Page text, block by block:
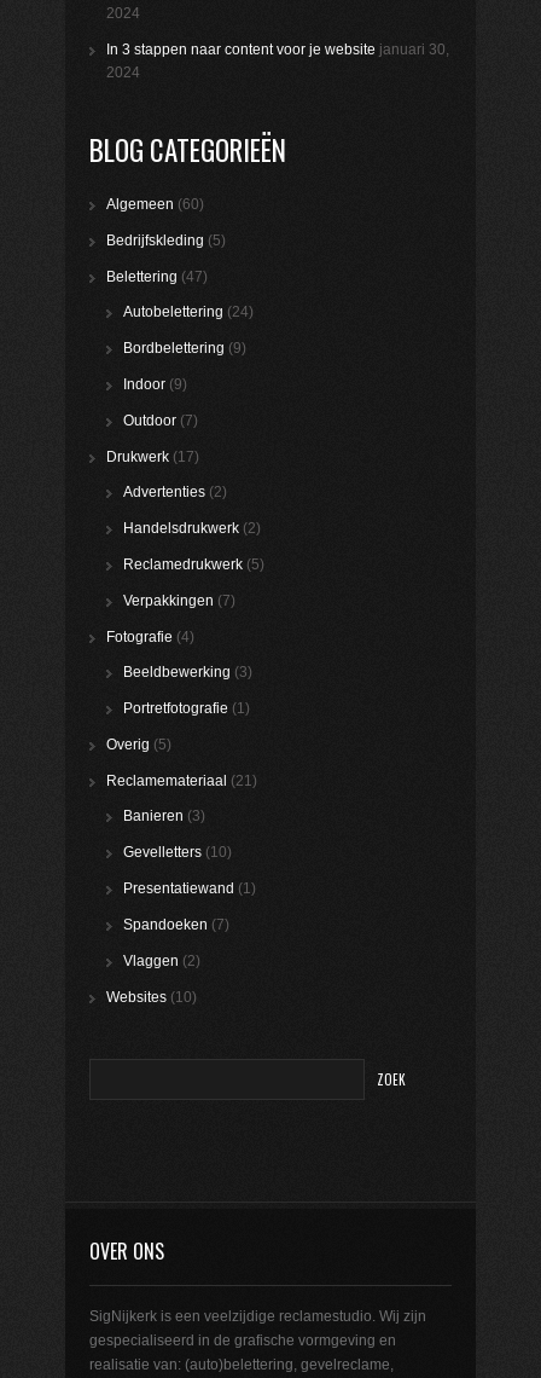
2024
In 3 stappen naar content voor je website januari 30,
2024
BLOG CATEGORIEËN
Algemeen (60)
Bedrijfskleding (5)
Belettering (47)
Autobelettering (24)
Bordbelettering (9)
Indoor (9)
Outdoor (7)
Drukwerk (17)
Advertenties (2)
Handelsdrukwerk (2)
Reclamedrukwerk (5)
Verpakkingen (7)
Fotografie (4)
Beeldbewerking (3)
Portretfotografie (1)
Overig (5)
Reclamemateriaal (21)
Banieren (3)
Gevelletters (10)
Presentatiewand (1)
Spandoeken (7)
Vlaggen (2)
Websites (10)
OVER ONS
SigNijkerk is een veelzijdige reclamestudio. Wij zijn
gespecialiseerd in de grafische vormgeving en
realisatie van: (auto)belettering, gevelreclame,